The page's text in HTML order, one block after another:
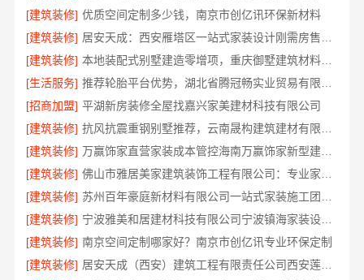
[建筑装修] 优质空间定制多少钱，南京市创亿讯环保新材料
[建筑装修]
[建筑装修]
本地装配式别墅建造零增项，重庆御墅建筑材料有限公司省心建房
[生活服务]
[招商加盟] 平湖新房装修全屋找嘉兴家美建材科技有限公司
[建筑装修]
[建筑装修]
万赢饰家直营家装成本管控海南万赢饰家新型建筑材料有限公司
[建筑装修]
[建筑装修]
[建筑装修]
宁波雅美和居建材科技有限公司宁波镇海家装设计合作联系方式，欢迎来电预约
[建筑装修] 南京空间定制哪家好？南京市创亿讯专业环保定制
[建筑装修]
居安天成（西安）建筑工程有限责任公司西安莲湖区专业家装平层